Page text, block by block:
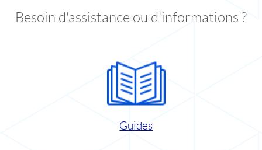
Besoin d'assistance ou d'informations ?
Guides